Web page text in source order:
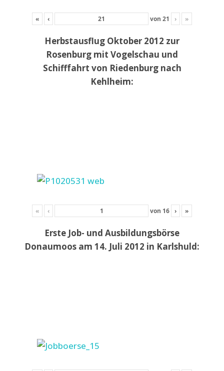
« ‹ von 21 › »
Herbstausflug Oktober 2012 zur
Rosenburg mit Vogelschau und
Schifffahrt von Riedenburg nach
Kehlheim:
« ‹ von 16 › »
Erste Job- und Ausbildungsbörse
Donaumoos am 14. Juli 2012 in Karlshuld: